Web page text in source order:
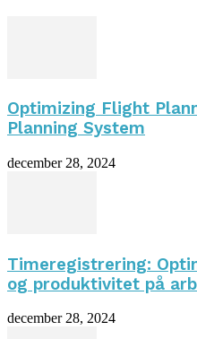
Optimizing Flight
Planning System
december 28, 2024
Timeregistrering:
og produktivitet på
december 28, 2024